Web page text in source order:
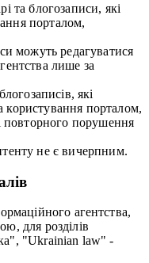
та блогозаписи, які
порталом,
можуть редагуватися
лише за
які
порталом,
повторного порушення
не є вичерпним.
агентства,
для розділів
"Ukrainian law" -